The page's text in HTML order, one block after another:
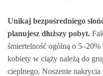
Unikaj bezpośredniego
planujesz dłuższy pobyt.
śmiertelność ogólną o
kobiety w ciąży należą do
cieplnego. Noszenie